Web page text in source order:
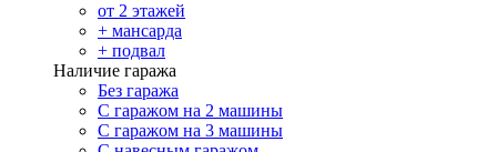
от 2 этажей
+ мансарда
+ подвал
Наличие гаража
Без гаража
С гаражом на 2 машины
С гаражом на 3 машины